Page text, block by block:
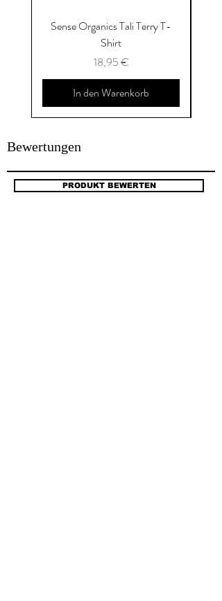
Sense Organics Tali Terry T-
Shirt
Preis
18,95 €
In den Warenkorb
Bewertungen
PRODUKT BEWERTEN